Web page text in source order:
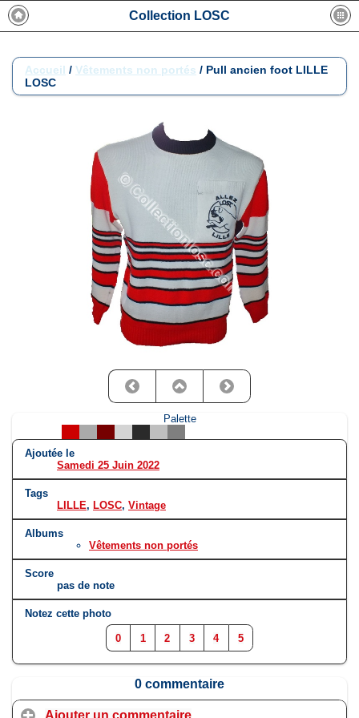
Collection LOSC
Accueil / Vêtements non portés / Pull ancien foot LILLE
LOSC
Palette
Ajoutée le
Samedi 25 Juin 2022
Tags
LILLE, LOSC, Vintage
Albums
Vêtements non portés
Score
pas de note
Notez cette photo
0 1 2 3 4 5
0 commentaire